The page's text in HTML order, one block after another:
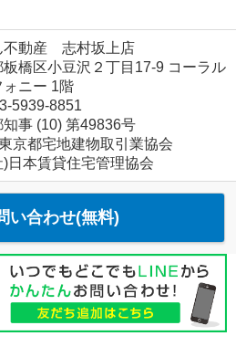
不動産 志村坂上店
板橋区小豆沢２丁目17-9 コーラル
ォニー 1階
5939-8851
知事 (10) 第49836号
京都宅地建物取引業協会
)日本賃貸住宅管理協会
い合わせ(無料)